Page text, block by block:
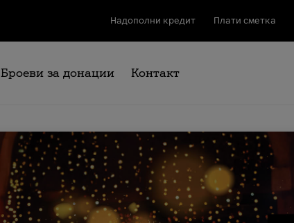
Надополни кредит Плати сметка
Броеви за донации Контакт